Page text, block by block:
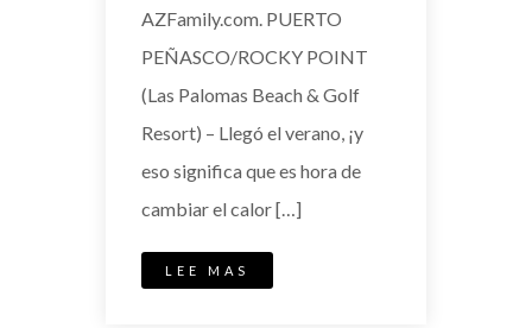
AZFamily.com. PUERTO
PEÑASCO/ROCKY POINT
(Las Palomas Beach & Golf
Resort) – Llegó el verano, ¡y
eso significa que es hora de
cambiar el calor […]
LEE MAS